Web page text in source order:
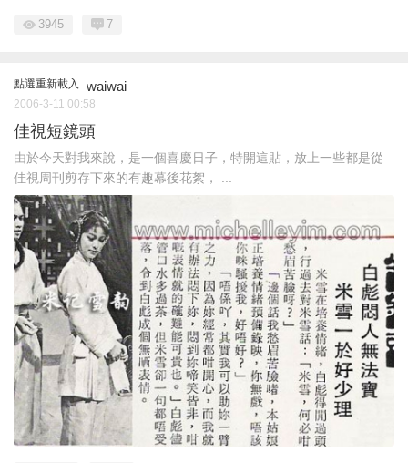
3945 7
點選重新載入 waiwai
2006-3-11 00:58
佳視短鏡頭
由於今天對我來說，是一個喜慶日子，特開這貼，放上一些都是從
佳視周刊剪存下來的有趣幕後花絮， ...